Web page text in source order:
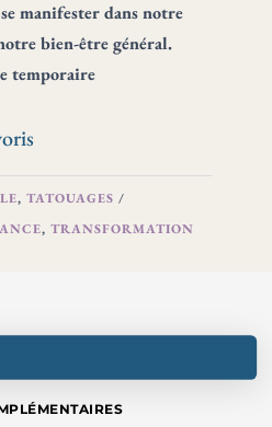
manifester dans notre
bien-être général.
temporaire
, TATOUAGES
, TRANSFORMATION